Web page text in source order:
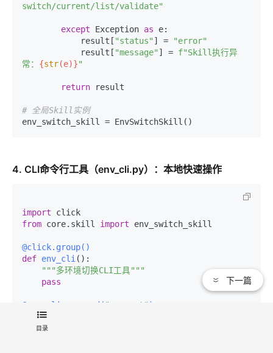
switch/current/list/validate"
except Exception as e:
            result[
"status" ] =
"error"
            result[
"message" ] = f"Skill执行异
常： {str(e)}"
return result
# 全局Skill实例
4. CLI命令行工具（env_cli.py）：本地快速操作
import
from core.skill import env_switch_skill
@click.group()
def env_cli ():
"""多环境切换CLI工具"""
pass
@env_cli.command( "current" )
show_current_env
"""显示当前激活环境"""
目录
下一篇